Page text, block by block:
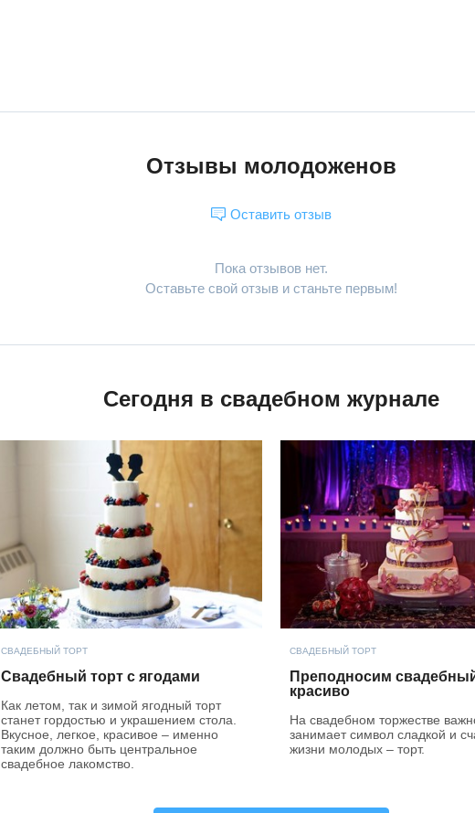
Отзывы молодоженов
Оставить отзыв
Пока отзывов нет.
Оставьте свой отзыв и станьте первым!
Сегодня в свадебном журнале
СВАДЕБНЫЙ ТОРТ
Свадебный торт с ягодами
Как летом, так и зимой ягодный торт
станет гордостью и украшением стола.
Вкусное, легкое, красивое – именно
таким должно быть центральное
свадебное лакомство.
СВАДЕБНЫЙ ТОРТ
Преподносим
красиво
На свадебном торжестве
занимает символ сладкой и
жизни молодых – торт.